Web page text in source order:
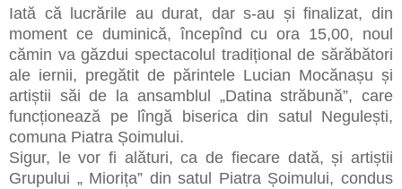
Iată că lucrările au durat, dar s-au și finalizat, din
moment ce duminică, începînd cu ora 15,00, noul
cămin va găzdui spectacolul tradițional de sărăbători
ale iernii, pregătit de părintele Lucian Mocănașu și
artiștii săi de la ansamblul „Datina străbună”, care
funcționează pe lîngă biserica din satul Negulești,
comuna Piatra Șoimului.
Sigur, le vor fi alături, ca de fiecare dată, și artiștii
Grupului „ Miorița” din satul Piatra Șoimului, condus